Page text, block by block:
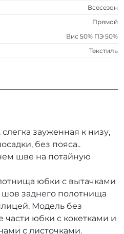
Всесезон
Прямой
Вис 50% ПЭ 50%
Текстиль
зауженная к низу,
без пояса..
шве на потайную
юбки с вытачками
заднего полотнища
Модель без
юбки с кокетками и
с листочками.